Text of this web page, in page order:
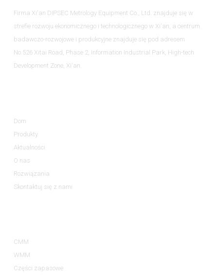
Firma Xi'an DIPSEC Metrology Equipment Co., Ltd. znajduje się w
strefie rozwoju ekonomicznego i technologicznego w Xi'an, a centrum
badawczo-rozwojowe i produkcyjne znajduje się pod adresem
No.526 Xitai Road, Phase 2, Information Industrial Park, High-tech
Development Zone, Xi'an.
Dom
Produkty
Aktualności
O nas
Rozwiązania
Skontaktuj się z nami
CMM
WMM
Części zapasowe